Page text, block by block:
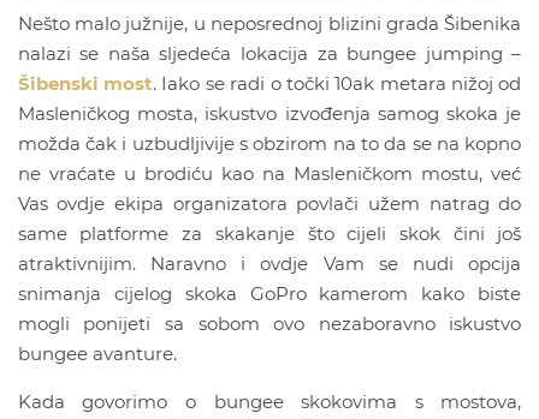
Nešto malo južnije, u neposrednoj blizini grada Šibenika
nalazi se naša sljedeća lokacija za bungee jumping –
Šibenski most. Iako se radi o točki 10ak metara nižoj od
Masleničkog mosta, iskustvo izvođenja samog skoka je
možda čak i uzbudljivije s obzirom na to da se na kopno
ne vraćate u brodiću kao na Masleničkom mostu, već
Vas ovdje ekipa organizatora povlači užem natrag do
same platforme za skakanje što cijeli skok čini još
atraktivnijim. Naravno i ovdje Vam se nudi opcija
snimanja cijelog skoka GoPro kamerom kako biste
mogli ponijeti sa sobom ovo nezaboravno iskustvo
bungee avanture.
Kada govorimo o bungee skokovima s mostova,